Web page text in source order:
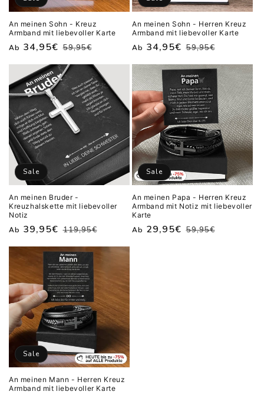
An meinen Sohn - Kreuz
Armband mit liebevoller Karte
Normaler
Preis
59,95€
Verkaufspreis
Ab 34,95€
An meinen Sohn - Herren Kreuz
Armband mit liebevoller Karte
Normaler
Preis
59,95€
Verkaufspreis
Ab 34,95€
Sale
An meinen Bruder -
Kreuzhalskette mit liebevoller
Notiz
Normaler
Preis
119,95€
Verkaufspreis
Ab 39,95€
Sale
An meinen Papa - Herren Kreuz
Armband mit Notiz mit liebevoller
Karte
Normaler
59,95€
Verkaufspreis
Ab 29,95€
Sale
An meinen Mann - Herren Kreuz
Armband mit liebevoller Karte